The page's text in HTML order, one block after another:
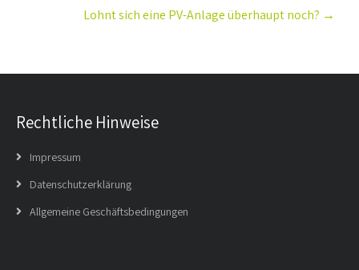
Lohnt sich eine PV-Anlage überhaupt noch? →
Rechtliche Hinweise
Impressum
Datenschutzerklärung
Allgemeine Geschäftsbedingungen